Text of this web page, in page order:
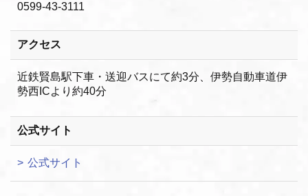
0599-43-3111
アクセス
近鉄賢島駅下車・送迎バスにて約3分、伊勢自動車道伊
勢西ICより約40分
公式サイト
公式サイト